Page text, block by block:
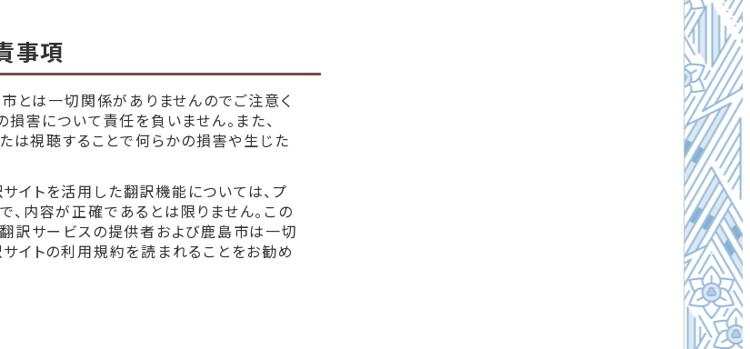
事項
とは一切関係がありませんのでご注意く
損害について責任を負いません。また、
は視聴することで何らかの損害や生じた
イトを活用した翻訳機能については、プ
内容が正確であるとは限りません。この
訳サービスの提供者および鹿島市は一切
イトの利用規約を読まれることをお勧め